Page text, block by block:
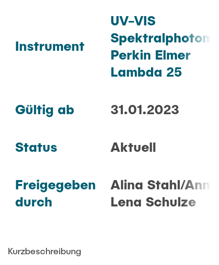
Instrument
UV-VIS
Perkin Elmer
Lambda 25
Gültig ab 31.01.2023
Status Aktuell
Freigegeben
durch
Alina Stahl/
Lena Schulze
Kurzbeschreibung